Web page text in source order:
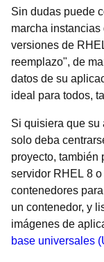
Sin dudas puede
marcha
versiones de
reemplazo", de
datos de su
ideal para todos,
Si quisiera que su
solo deba
proyecto, también
servidor RHEL 8
contenedores
un contenedor, y
imágenes de
base universales